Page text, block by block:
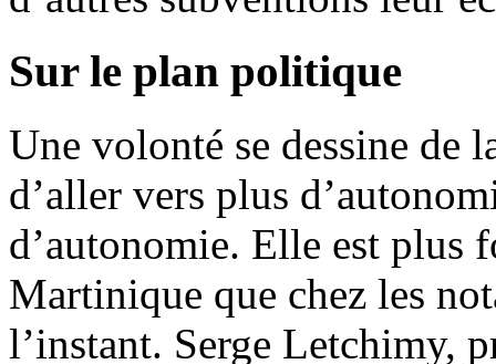
Sur le plan politique
Une volonté se dessine de
d’aller vers plus
d’autonomie. Elle est plus
Martinique que chez les
l’instant. Serge Letchimy,